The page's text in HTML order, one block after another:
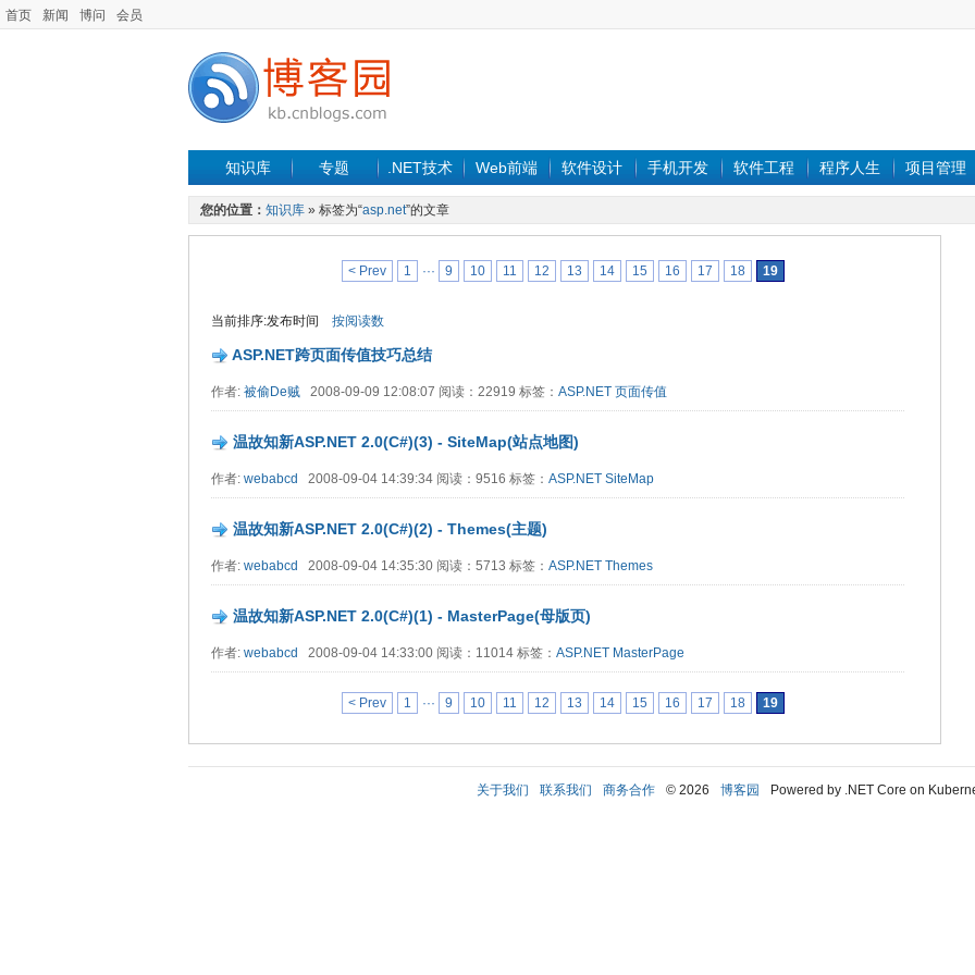
首页 新闻 博问 会员
知识库 专题 .NET技术 Web前端 软件设计 手机开发 软件工程 程序人生 项目管理
您的位置： 知识库 » 标签为“asp.net”的文章
< Prev 1 ··· 9 10 11 12 13 14 15 16 17 18 19
当前排序:发布时间 按阅读数
ASP.NET跨页面传值技巧总结
作者: 被偷De贼 2008-09-09 12:08:07 阅读：22919 标签： ASP.NET 页面传值
温故知新ASP.NET 2.0(C#)(3) - SiteMap(站点地图)
作者: webabcd 2008-09-04 14:39:34 阅读：9516 标签： ASP.NET SiteMap
温故知新ASP.NET 2.0(C#)(2) - Themes(主题)
作者: webabcd 2008-09-04 14:35:30 阅读：5713 标签： ASP.NET Themes
温故知新ASP.NET 2.0(C#)(1) - MasterPage(母版页)
作者: webabcd 2008-09-04 14:33:00 阅读：11014 标签： ASP.NET MasterPage
< Prev 1 ··· 9 10 11 12 13 14 15 16 17 18 19
关于我们 联系我们 商务合作 © 2026 博客园 Powered by .NET Core on